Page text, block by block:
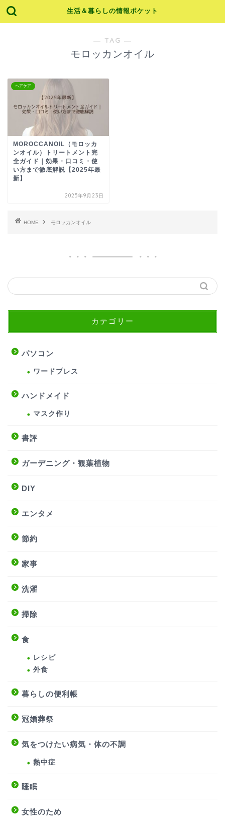
生活＆暮らしの情報ポケット
― TAG ―
モロッカンオイル
ヘアケア
MOROCCANOIL（モロッカ
ンオイル）トリートメント完
全ガイド｜効果・口コミ・使
い方まで徹底解説【2025年最
新】
2025年9月23日
HOME モロッカンオイル
カテゴリー
パソコン
ワードプレス
ハンドメイド
マスク作り
書評
ガーデニング・観葉植物
DIY
エンタメ
節約
家事
洗濯
掃除
食
レシピ
外食
暮らしの便利帳
冠婚葬祭
気をつけたい病気・体の不調
熱中症
睡眠
女性のため